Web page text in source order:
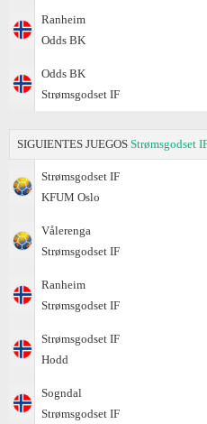
Ranheim
Odds BK
Odds BK
Strømsgodset IF
SIGUIENTES JUEGOS Strømsgodset
Strømsgodset IF
KFUM Oslo
Vålerenga
Strømsgodset IF
Ranheim
Strømsgodset IF
Strømsgodset IF
Hodd
Sogndal
Strømsgodset IF